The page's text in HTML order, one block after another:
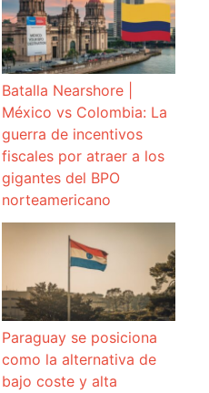
Batalla Nearshore |
México vs Colombia: La
guerra de incentivos
fiscales por atraer a los
gigantes del BPO
norteamericano
Paraguay se posiciona
como la alternativa de
bajo coste y alta